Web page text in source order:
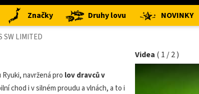
Značky Druhy lovu NOVINKY
SW LIMITED
Videa ( 1 /2)
navržená pro lov dravců v
chod i v silném proudu a vlnách, a to i